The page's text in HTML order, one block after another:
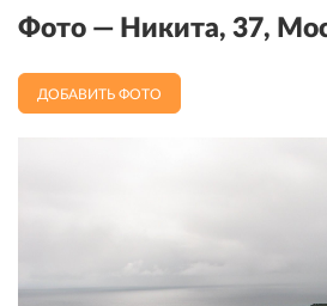
Фото — Никита, 37,
ДОБАВИТЬ ФОТО